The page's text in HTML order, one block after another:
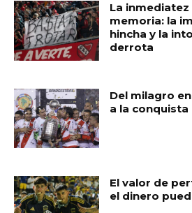
La inmediatez
memoria: la
hincha y la
derrota
Del milagro
a la conquista
El valor de
el dinero